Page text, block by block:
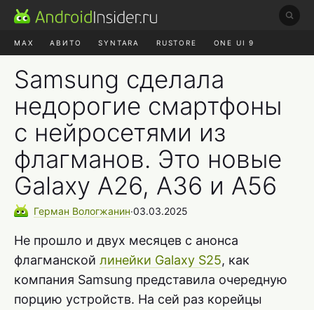
MAX АВИТО SYNTARA RUSTORE ONE UI 9
Samsung сделала
недорогие смартфоны
с нейросетями из
флагманов. Это новые
Galaxy A26, A36 и A56
Герман Вологжанин∙03.03.2025
Не прошло и двух месяцев с анонса
флагманской линейки Galaxy S25, как
компания Samsung представила очередную
порцию устройств. На сей раз корейцы